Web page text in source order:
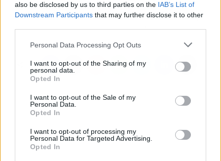
also be disclosed by us to third parties on the IAB’s List of
Downstream Participants that may further disclose it to other
Personal Data Processing Opt Outs
I want to opt-out of the Sharing of my
personal data.
Opted In
I want to opt-out of the Sale of my
Personal Data.
Opted In
I want to opt-out of processing my
Personal Data for Targeted Advertising.
Opted In
emergencia
Ley de Segunda
Oportunidad, Prestige
Asociados